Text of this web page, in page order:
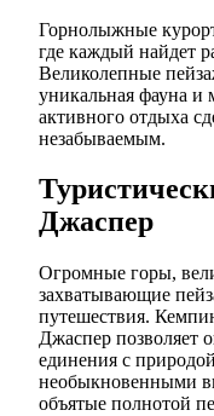
Горнолыжные
где каждый найдет
Великолепные
уникальная фауна и
активного отдыха
незабываемым.
Джаспер
Огромные горы,
захватывающие
путешествия.
Джаспер позволяет
единения с
необыкновенными
объятые полнотой